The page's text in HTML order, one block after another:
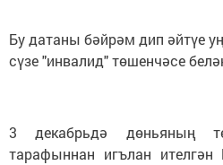
Бу датаны бәйрәм дип әйтүе
сүзе "инвалид" төшенчәсе
3 декабрьдә дөньяның
тарафыннан игълан ителгән